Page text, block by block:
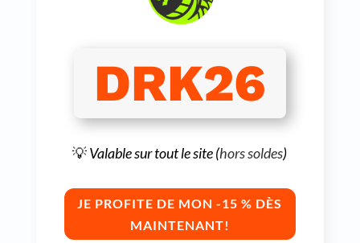
DRK26
💡Valable sur tout le site (hors soldes)
JE PROFITE DE MON -15 % DÈS
MAINTENANT!
Max : votre expert fartage Assistant